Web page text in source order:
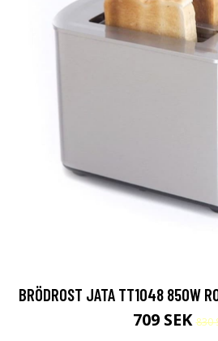
BRÖDROST JATA TT1048 850W
709 SEK830